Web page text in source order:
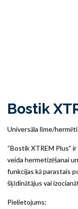
Bostik
Universāla līme/
“Bostik XTREM Plus”
veida hermetizēšanai
funkcijas kā parastais
šķīdinātājus vai
Pielietojums: